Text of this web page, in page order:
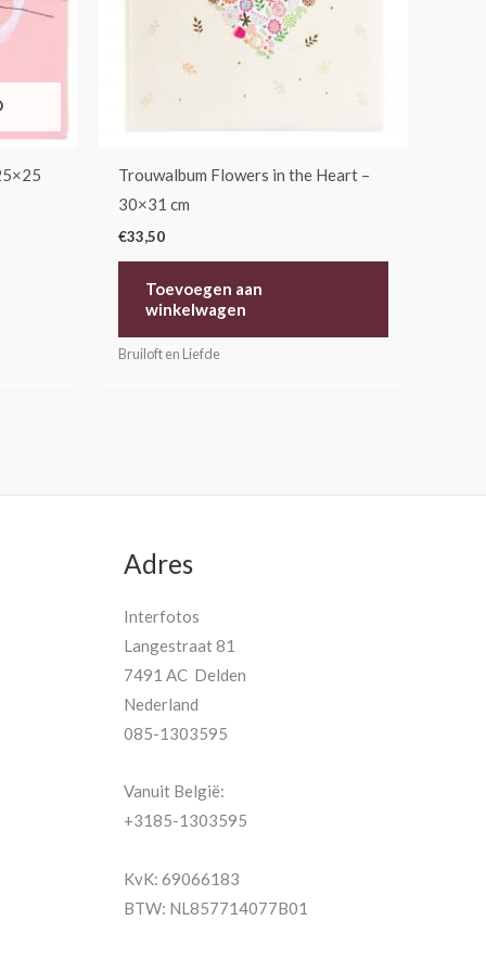
Trouwalbum Flowers in the Heart –
30×31 cm
€33,50
Toevoegen aan
winkelwagen
Bruiloft en Liefde
Adres
Interfotos
Langestraat 81
7491 AC Delden
Nederland
085-1303595
Vanuit België:
+3185-1303595
KvK: 69066183
BTW: NL857714077B01